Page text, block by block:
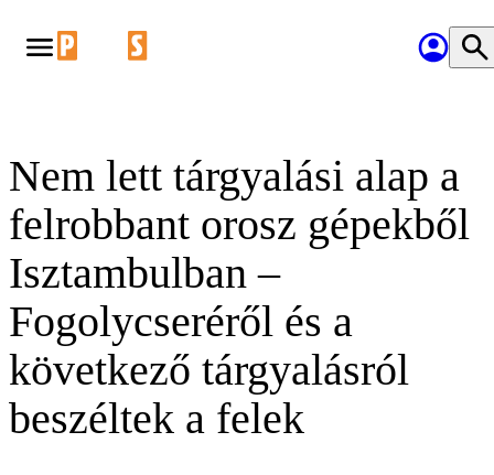
Nem lett tárgyalási alap a
felrobbant orosz gépekből
Isztambulban –
Fogolycseréről és a
következő tárgyalásról
beszéltek a felek